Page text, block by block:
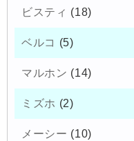
ビスティ (18)
ベルコ (5)
マルホン (14)
ミズホ (2)
メーシー (10)